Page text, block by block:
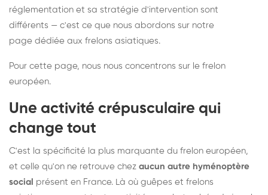
réglementation et sa stratégie d'intervention sont
différents — c'est ce que nous abordons sur notre
page dédiée aux frelons asiatiques.
Pour cette page, nous nous concentrons sur le frelon
européen.
Une activité crépusculaire qui
change tout
C'est la spécificité la plus marquante du frelon européen,
et celle qu'on ne retrouve chez aucun autre hyménoptère
social présent en France. Là où guêpes et frelons